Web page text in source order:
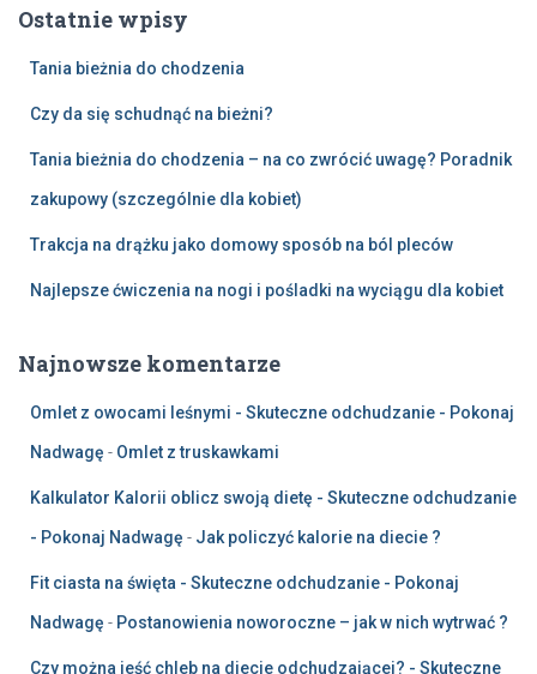
Ostatnie wpisy
Tania bieżnia do chodzenia
Czy da się schudnąć na bieżni?
Tania bieżnia do chodzenia – na co zwrócić uwagę? Poradnik
zakupowy (szczególnie dla kobiet)
Trakcja na drążku jako domowy sposób na ból pleców
Najlepsze ćwiczenia na nogi i pośladki na wyciągu dla kobiet
Najnowsze komentarze
Omlet z owocami leśnymi - Skuteczne odchudzanie - Pokonaj
Nadwagę - Omlet z truskawkami
Kalkulator Kalorii oblicz swoją dietę - Skuteczne odchudzanie
- Pokonaj Nadwagę - Jak policzyć kalorie na diecie ?
Fit ciasta na święta - Skuteczne odchudzanie - Pokonaj
Nadwagę - Postanowienia noworoczne – jak w nich wytrwać ?
Czy można jeść chleb na diecie odchudzającej? - Skuteczne